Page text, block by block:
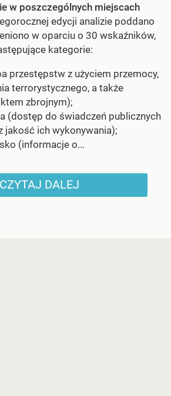
w poszczególnych miejscach
edycji analizie poddano
w oparciu o 30 wskaźników,
kategorie:
przestępstw z użyciem przemocy,
terrorystycznego, a także
zbrojnym);
(dostęp do świadczeń publicznych
jakość ich wykonywania);
(informacje o...
CZYTAJ DALEJ